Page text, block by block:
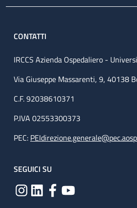
CONTATTI
IRCCS Azienda Ospedaliero -
Via Giuseppe Massarenti, 9, 40138
C.F. 92038610371
P.IVA 02553300373
PEC:
SEGUICI SU